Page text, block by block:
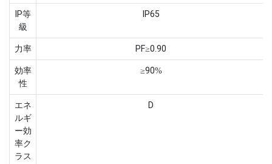
IP等
級
IP65
力率
PF≥0.90
効率
性
≥90%
エネ
ルギ
ー効
率ク
ラス
D